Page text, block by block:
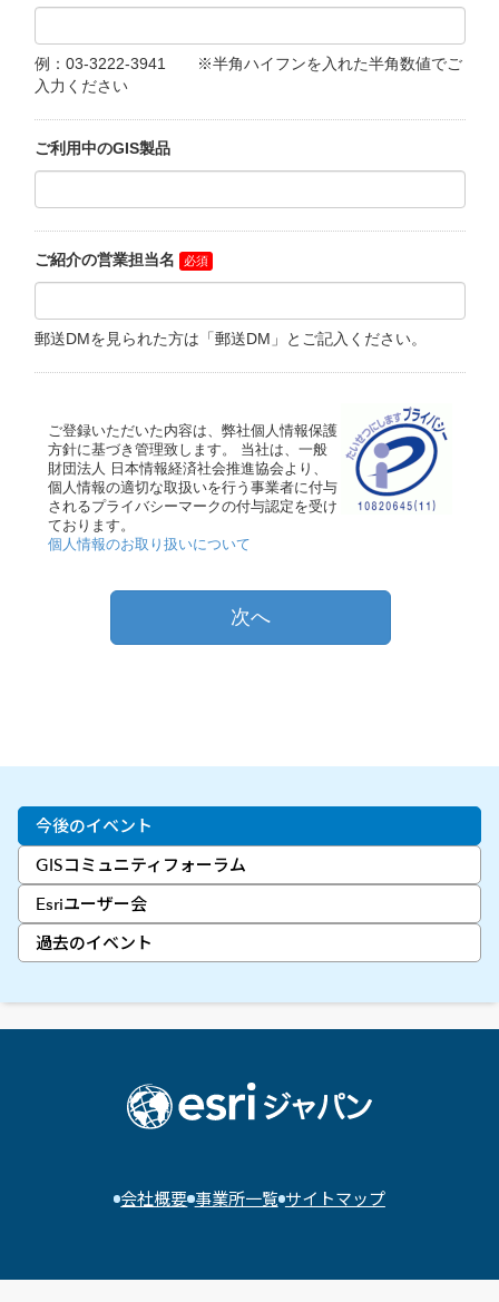
今後のイベント
GISコミュニティフォーラム
Esriユーザー会
過去のイベント
会社概要 事業所一覧 サイトマップ